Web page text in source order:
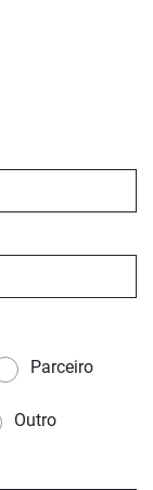
Parceiro
Outro